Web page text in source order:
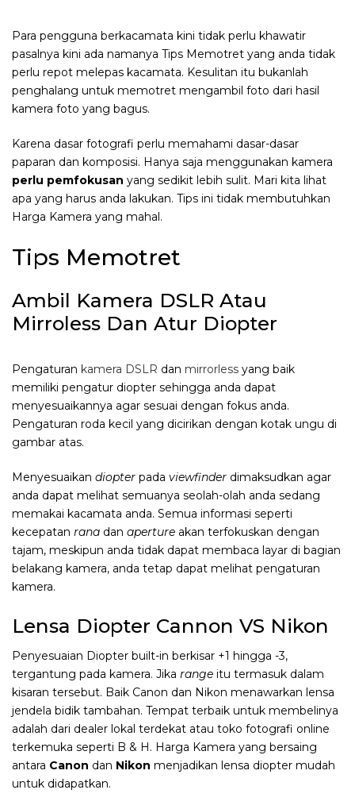
Para pengguna berkacamata kini tidak perlu khawatir
pasalnya kini ada namanya Tips Memotret yang anda tidak
perlu repot melepas kacamata. Kesulitan itu bukanlah
penghalang untuk memotret mengambil foto dari hasil
kamera foto yang bagus.
Karena dasar fotografi perlu memahami dasar-dasar
paparan dan komposisi. Hanya saja menggunakan kamera
perlu pemfokusan yang sedikit lebih sulit. Mari kita lihat
apa yang harus anda lakukan. Tips ini tidak membutuhkan
Harga Kamera yang mahal.
Tips Memotret
Ambil Kamera DSLR Atau
Mirroless Dan Atur Diopter
Pengaturan kamera DSLR dan mirrorless yang baik
memiliki pengatur diopter sehingga anda dapat
menyesuaikannya agar sesuai dengan fokus anda.
Pengaturan roda kecil yang dicirikan dengan kotak ungu di
gambar atas.
Menyesuaikan diopter pada viewfinder dimaksudkan agar
anda dapat melihat semuanya seolah-olah anda sedang
memakai kacamata anda. Semua informasi seperti
kecepatan rana dan aperture akan terfokuskan dengan
tajam, meskipun anda tidak dapat membaca layar di bagian
belakang kamera, anda tetap dapat melihat pengaturan
kamera.
Lensa Diopter Cannon VS Nikon
Penyesuaian Diopter built-in berkisar +1 hingga -3,
tergantung pada kamera. Jika range itu termasuk dalam
kisaran tersebut. Baik Canon dan Nikon menawarkan lensa
jendela bidik tambahan. Tempat terbaik untuk membelinya
adalah dari dealer lokal terdekat atau toko fotografi online
terkemuka seperti B & H. Harga Kamera yang bersaing
antara Canon dan Nikon menjadikan lensa diopter mudah
untuk didapatkan.